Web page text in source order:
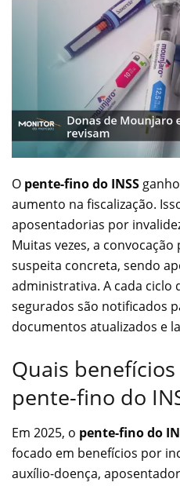
O pente-fino do INSS
aumento na fiscalização.
aposentadorias por
Muitas vezes, a
suspeita concreta, sendo
administrativa. A cada ciclo
segurados são notificados
documentos atualizados e
Quais
pente-fino do
Em 2025, o pente-fino do
focado em benefícios por
auxílio-doença,